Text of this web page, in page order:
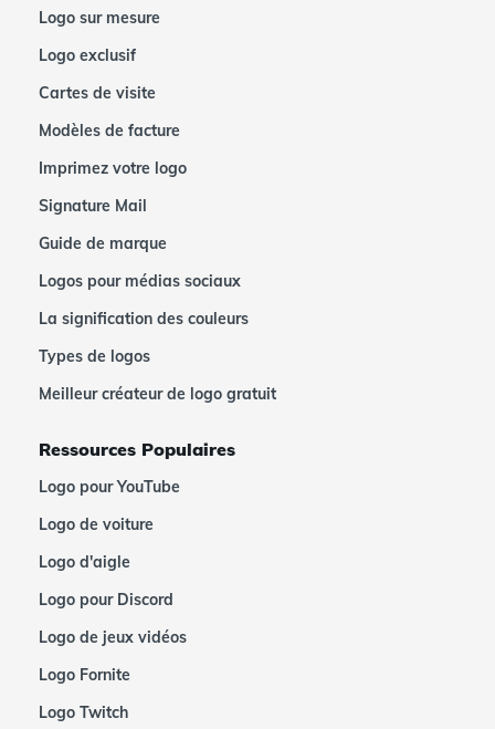
Logo sur mesure
Logo exclusif
Cartes de visite
Modèles de facture
Imprimez votre logo
Signature Mail
Guide de marque
Logos pour médias sociaux
La signification des couleurs
Types de logos
Meilleur créateur de logo gratuit
Ressources Populaires
Logo pour YouTube
Logo de voiture
Logo d'aigle
Logo pour Discord
Logo de jeux vidéos
Logo Fornite
Logo Twitch